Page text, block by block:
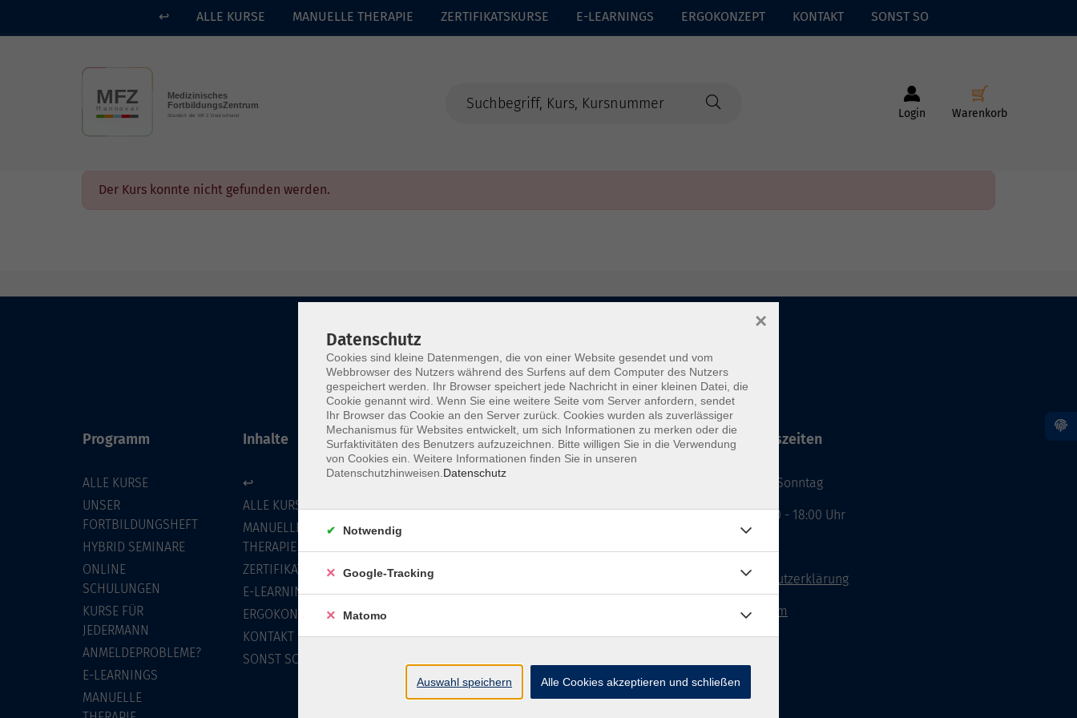
Skip to main content
↩ ALLE KURSE MANUELLE THERAPIE ZERTIFIKATSKURSE E-LEARNINGS ERGOKONZEPT KONTAKT SONST SO
Login Warenkorb
Der Kurs konnte nicht gefunden werden.
Programm
ALLE KURSE
UNSER
FORTBILDUNGSHEFT
HYBRID SEMINARE
ONLINE
SCHULUNGEN
KURSE FÜR
JEDERMANN
ANMELDEPROBLEME?
E-LEARNINGS
MANUELLE
Inhalte
↩
ALLE KURSE
MANUELLE
THERAPIE
ZERTIFIKATSKURSE
E-LEARNINGS
ERGOKONZEPT
KONTAKT
SONST SO
MFZ HANNOVER GMBH & CO KG
📞Telefon: +49 511 844 14 18
Öffnungszeiten
Montag - Sonntag
von: 08:00 - 18:00 Uhr
Datenschutzerklärung
Impressum
Widerruf
Datenschutz
Cookies sind kleine Datenmengen, die von einer Website gesendet und vom
Webbrowser des Nutzers während des Surfens auf dem Computer des Nutzers
gespeichert werden. Ihr Browser speichert jede Nachricht in einer kleinen Datei, die
Cookie genannt wird. Wenn Sie eine weitere Seite vom Server anfordern, sendet
Ihr Browser das Cookie an den Server zurück. Cookies wurden als zuverlässiger
Mechanismus für Websites entwickelt, um sich Informationen zu merken oder die
Surfaktivitäten des Benutzers aufzuzeichnen. Bitte willigen Sie in die Verwendung
von Cookies ein. Weitere Informationen finden Sie in unseren
Datenschutzhinweisen. Datenschutz
×
Notwendig
Google-Tracking
Matomo
Auswahl speichern Alle Cookies akzeptieren und schließen